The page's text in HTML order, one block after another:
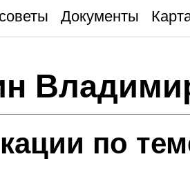
Документы
по